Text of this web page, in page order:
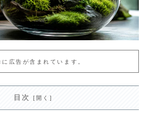
に広告が含まれています。
目次